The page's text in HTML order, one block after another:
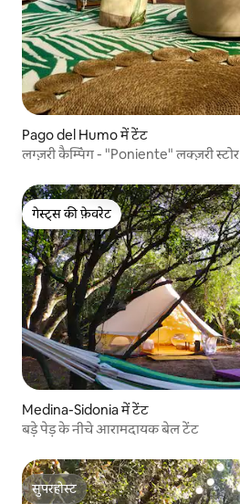
Pago del Humo में टेंट
लग्ज़री कैम्पिंग - "Poniente" लक्ज़री स्टोर
गेस्ट्स की फ़ेवरेट
गेस्ट्स की फ़ेवरेट
Medina-Sidonia में टेंट
बड़े पेड़ के नीचे आरामदायक बेल टेंट
सुपरहोस्ट
सुपरहोस्ट